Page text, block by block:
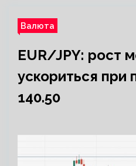
Валюта
EUR/JPY: рост
ускориться
140.50